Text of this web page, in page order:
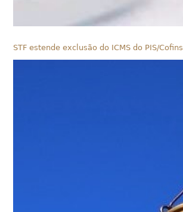
STF estende exclusão do ICMS do PIS/Cofins